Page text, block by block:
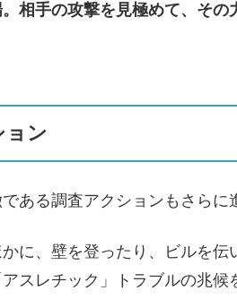
相手の攻撃を見極めて、そ
ョン
ある調査アクションもさらに
に、壁を登ったり、ビルを
スレチック」トラブルの兆候